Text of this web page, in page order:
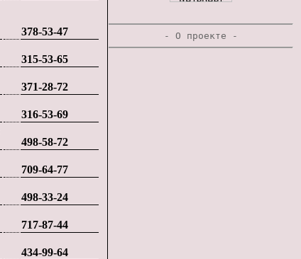
378-53-47
315-53-65
371-28-72
316-53-69
498-58-72
709-64-77
498-33-24
717-87-44
434-99-64
- О проекте -